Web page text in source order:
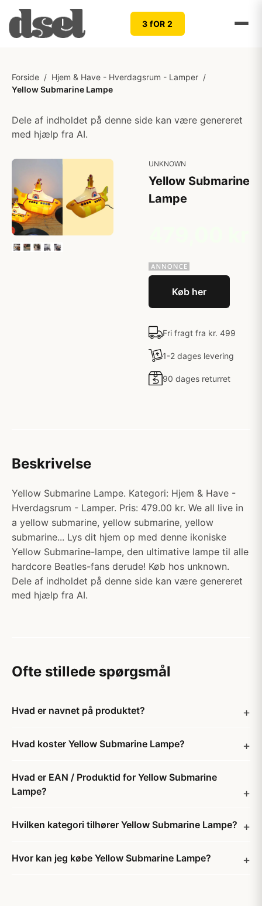
3 fOR 2
Forside / Hjem & Have - Hverdagsrum - Lamper /
Yellow Submarine Lampe
Dele af indholdet på denne side kan være genereret
med hjælp fra AI.
UNKNOWN
Yellow Submarine
Lampe
Køb her
Fri fragt fra kr. 499
1-2 dages levering
90 dages returret
Beskrivelse
Yellow Submarine Lampe. Kategori: Hjem & Have -
Hverdagsrum - Lamper. Pris: 479.00 kr. We all live in
a yellow submarine, yellow submarine, yellow
submarine... Lys dit hjem op med denne ikoniske
Yellow Submarine-lampe, den ultimative lampe til alle
hardcore Beatles-fans derude! Køb hos unknown.
Dele af indholdet på denne side kan være genereret
med hjælp fra AI.
Ofte stillede spørgsmål
Hvad er navnet på produktet?
Hvad koster Yellow Submarine Lampe?
Hvad er EAN / Produktid for Yellow Submarine
Lampe?
Hvilken kategori tilhører Yellow Submarine Lampe?
Hvor kan jeg købe Yellow Submarine Lampe?